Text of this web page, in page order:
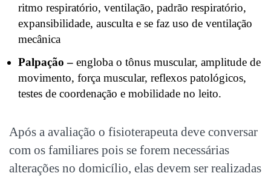
ritmo respiratório, ventilação, padrão respiratório,
expansibilidade, ausculta e se faz uso de ventilação
mecânica
Palpação – engloba o tônus muscular, amplitude de
movimento, força muscular, reflexos patológicos,
testes de coordenação e mobilidade no leito.
Após a avaliação o fisioterapeuta deve conversar
com os familiares pois se forem necessárias
alterações no domicílio, elas devem ser realizadas